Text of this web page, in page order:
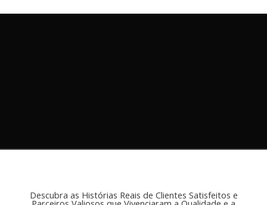
Descubra as Histórias Reais de Clientes Satisfeitos e